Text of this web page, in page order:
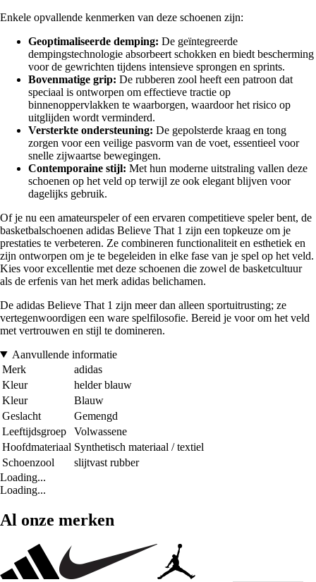
Enkele opvallende kenmerken van deze schoenen zijn:
Geoptimaliseerde demping: De geïntegreerde
dempingstechnologie absorbeert schokken en biedt bescherming
voor de gewrichten tijdens intensieve sprongen en sprints.
Bovenmatige grip: De rubberen zool heeft een patroon dat
speciaal is ontworpen om effectieve tractie op
binnenoppervlakken te waarborgen, waardoor het risico op
uitglijden wordt verminderd.
Versterkte ondersteuning: De gepolsterde kraag en tong
zorgen voor een veilige pasvorm van de voet, essentieel voor
snelle zijwaartse bewegingen.
Contemporaine stijl: Met hun moderne uitstraling vallen deze
schoenen op het veld op terwijl ze ook elegant blijven voor
dagelijks gebruik.
Of je nu een amateurspeler of een ervaren competitieve speler bent, de
basketbalschoenen adidas Believe That 1 zijn een topkeuze om je
prestaties te verbeteren. Ze combineren functionaliteit en esthetiek en
zijn ontworpen om je te begeleiden in elke fase van je spel op het veld.
Kies voor excellentie met deze schoenen die zowel de basketcultuur
als de erfenis van het merk adidas belichamen.
De adidas Believe That 1 zijn meer dan alleen sportuitrusting; ze
vertegenwoordigen een ware spelfilosofie. Bereid je voor om het veld
met vertrouwen en stijl te domineren.
Aanvullende informatie
Merk
adidas
Kleur
helder blauw
Kleur
Blauw
Geslacht
Gemengd
Leeftijdsgroep
Volwassene
Hoofdmateriaal Synthetisch materiaal / textiel
Schoenzool
slijtvast rubber
Loading...
Loading...
Al onze merken